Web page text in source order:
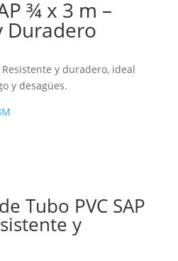
¾ x 3 m –
Duradero
Resistente y duradero, ideal
y desagües.
Tubo PVC SAP
y